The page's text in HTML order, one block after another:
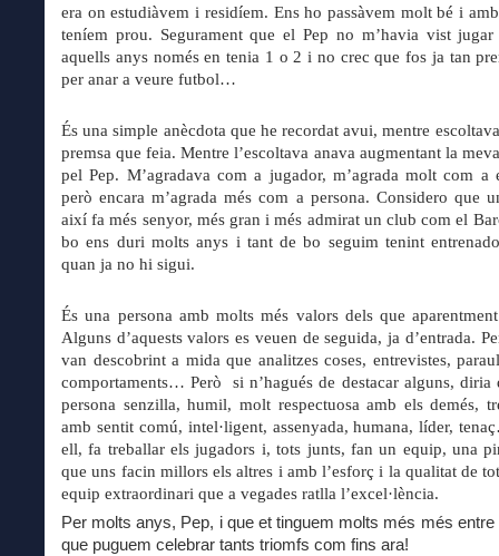
era on estudiàvem i residíem. Ens ho passàvem molt bé i
teníem prou. Segurament que el Pep no m’havia vist jugar
aquells anys només en tenia 1 o 2 i no crec que fos ja tan
per anar a veure futbol…
És una simple anècdota que he recordat avui, mentre
premsa que feia. Mentre l’escoltava anava augmentant la
pel Pep. M’agradava com a jugador, m’agrada molt com a
però encara m’agrada més com a persona. Considero que
així fa més senyor, més gran i més admirat un club com el
bo ens duri molts anys i tant de bo seguim tenint
quan ja no hi sigui.
És una persona amb molts més valors dels que
Alguns d’aquests valors es veuen de seguida, ja d’entrada.
van descobrint a mida que analitzes coses, entrevistes,
comportaments… Però si n’hagués de destacar alguns, diria
persona senzilla, humil, molt respectuosa amb els demés,
amb sentit comú, intel·ligent, assenyada, humana, líder,
ell, fa treballar els jugadors i, tots junts, fan un equip, una
que uns facin millors els altres i amb l’esforç i la qualitat de
equip extraordinari que a vegades ratlla l’excel·lència.
Per molts anys, Pep, i que et tinguem molts més més entre
que puguem celebrar tants triomfs com fins ara!